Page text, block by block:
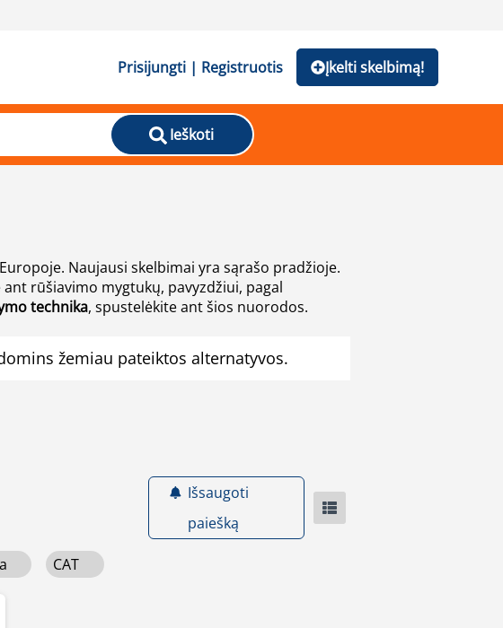
Prisijungti | Registruotis Įkelti skelbimą!
Ieškoti
Naujausi skelbimai yra sąrašo pradžioje.
technika, spustelėkite ant šios nuorodos.
žemiau pateiktos alternatyvos.
Išsaugoti
paiešką
CAT